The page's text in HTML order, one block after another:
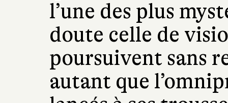
l’une des plus
doute celle de
poursuivent sans
autant que